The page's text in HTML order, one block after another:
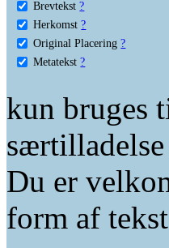
Brevtekst ?
Herkomst ?
Original Placering ?
Metatekst ?
kun bruges
Du er
form af